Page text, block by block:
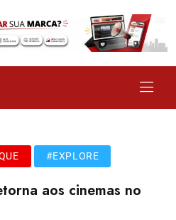
#EXPLORE
aos cinemas no